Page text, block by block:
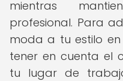
mientras
profesional. Para
moda a tu estilo
tener en cuenta el
tu lugar de